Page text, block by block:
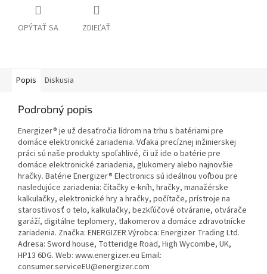
OPÝTAŤ SA ZDIEĽAŤ
Popis Diskusia
Podrobný popis
Energizer® je už desaťročia lídrom na trhu s batériami pre
domáce elektronické zariadenia. Vďaka precíznej inžinierskej
práci sú naše produkty spoľahlivé, či už ide o batérie pre
domáce elektronické zariadenia, glukomery alebo najnovšie
hračky. Batérie Energizer® Electronics sú ideálnou voľbou pre
nasledujúce zariadenia: čítačky e-kníh, hračky, manažérske
kalkulačky, elektronické hry a hračky, počítače, prístroje na
starostlivosť o telo, kalkulačky, bezkľúčové otváranie, otvárače
garáží, digitálne teplomery, tlakomerov a domáce zdravotnícke
zariadenia. Značka: ENERGIZER Výrobca: Energizer Trading Ltd.
Adresa: Sword house, Totteridge Road, High Wycombe, UK,
HP13 6DG. Web: www.energizer.eu Email:
consumer.serviceEU@energizer.com